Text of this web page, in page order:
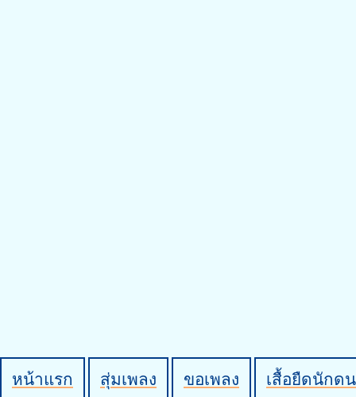
หน้าแรก สุ่มเพลง ขอเพลง เสื้อยืดนักด